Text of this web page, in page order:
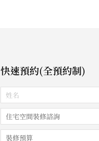
快速預約(全預約制)